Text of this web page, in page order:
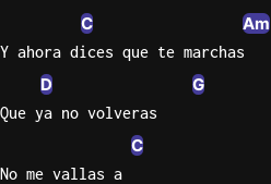
C Am
Y ahora dices que te marchas
D G
Que ya no volveras
C
No me vallas a